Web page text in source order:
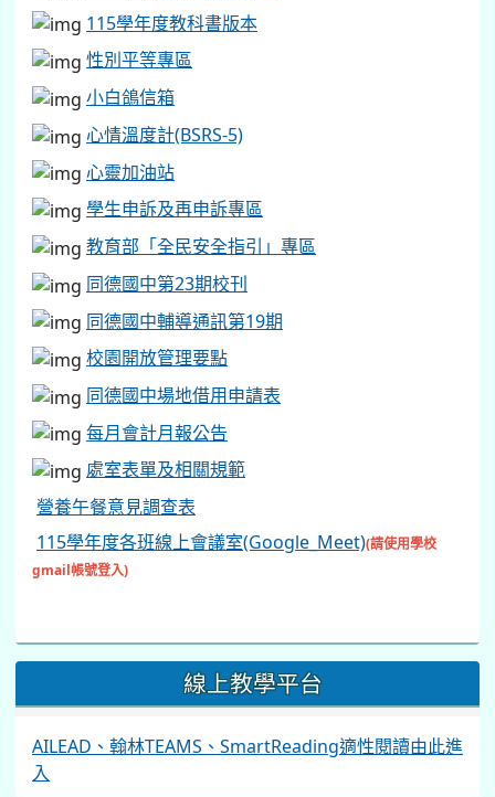
115學年度教科書版本
性別平等專區
小白鴿信箱
心情溫度計(BSRS-5)
心靈加油站
學生申訴及再申訴專區
教育部「全民安全指引」專區
同德國中第23期校刊
同德國中輔導通訊第19期
校園開放管理要點
同德國中場地借用申請表
每月會計月報公告
處室表單及相關規範
營養午餐意見調查表
115學年度各班線上會議室(Google_Meet)(請使用學校
gmail帳號登入)
線上教學平台
AILEAD、翰林TEAMS、SmartReading適性閱讀由此進
入